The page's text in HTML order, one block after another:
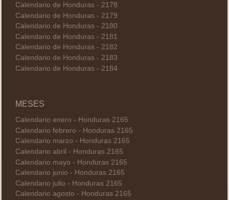
Calendario de Honduras - 2178
Calendario de Honduras - 2179
Calendario de Honduras - 2180
Calendario de Honduras - 2181
Calendario de Honduras - 2182
Calendario de Honduras - 2183
Calendario de Honduras - 2184
MESES
Calendario enero - Honduras 2165
Calendario febrero - Honduras 2165
Calendario marzo - Honduras 2165
Calendario abril - Honduras 2165
Calendario mayo - Honduras 2165
Calendario junio - Honduras 2165
Calendario julio - Honduras 2165
Calendario agosto - Honduras 2165